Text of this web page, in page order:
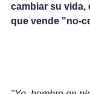
cambiar su vida,
que vende "no-